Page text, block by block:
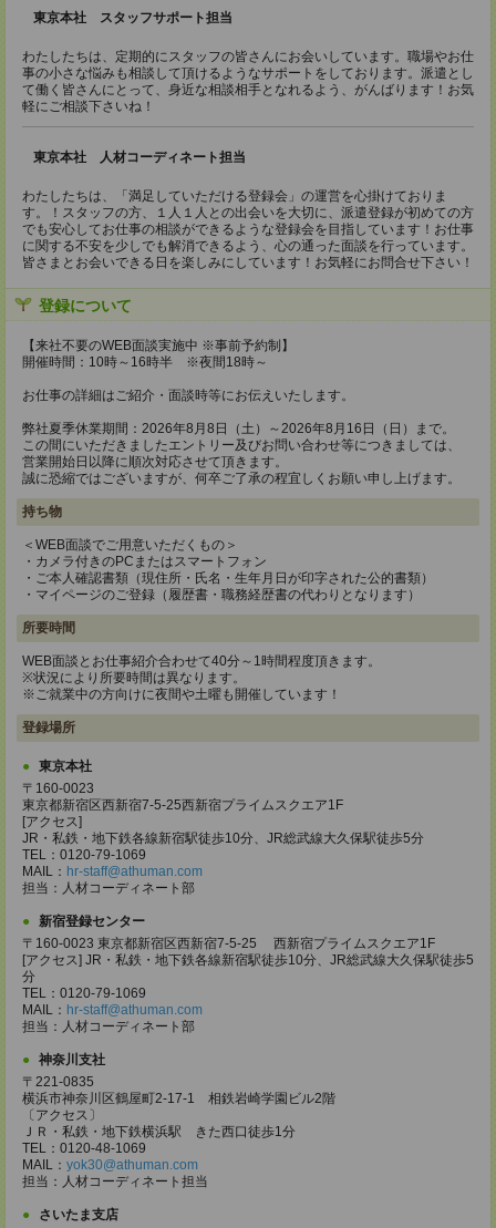
東京本社 スタッフサポート担当
わたしたちは、定期的にスタッフの皆さんにお会いしています。職場やお仕
事の小さな悩みも相談して頂けるようなサポートをしております。派遣とし
て働く皆さんにとって、身近な相談相手となれるよう、がんばります！お気
軽にご相談下さいね！
東京本社 人材コーディネート担当
わたしたちは、「満足していただける登録会」の運営を心掛けておりま
す。！スタッフの方、１人１人との出会いを大切に、派遣登録が初めての方
でも安心してお仕事の相談ができるような登録会を目指しています！お仕事
に関する不安を少しでも解消できるよう、心の通った面談を行っています。
皆さまとお会いできる日を楽しみにしています！お気軽にお問合せ下さい！
登録について
【来社不要のWEB面談実施中 ※事前予約制】
開催時間：10時～16時半 ※夜間18時～
お仕事の詳細はご紹介・面談時等にお伝えいたします。
弊社夏季休業期間：2026年8月8日（土）～2026年8月16日（日）まで。
この間にいただきましたエントリー及びお問い合わせ等につきましては、
営業開始日以降に順次対応させて頂きます。
誠に恐縮ではございますが、何卒ご了承の程宜しくお願い申し上げます。
持ち物
＜WEB面談でご用意いただくもの＞
・カメラ付きのPCまたはスマートフォン
・ご本人確認書類（現住所・氏名・生年月日が印字された公的書類）
・マイページのご登録（履歴書・職務経歴書の代わりとなります）
所要時間
WEB面談とお仕事紹介合わせて40分～1時間程度頂きます。
※状況により所要時間は異なります。
※ご就業中の方向けに夜間や土曜も開催しています！
登録場所
東京本社
〒160-0023
東京都新宿区西新宿7-5-25西新宿プライムスクエア1F
[アクセス]
JR・私鉄・地下鉄各線新宿駅徒歩10分、JR総武線大久保駅徒歩5分
TEL：0120-79-1069
MAIL： hr-staff@athuman.com
担当：人材コーディネート部
新宿登録センター
〒160-0023 東京都新宿区西新宿7-5-25 西新宿プライムスクエア1F
[アクセス] JR・私鉄・地下鉄各線新宿駅徒歩10分、JR総武線大久保駅徒歩5
分
TEL：0120-79-1069
MAIL： hr-staff@athuman.com
担当：人材コーディネート部
神奈川支社
〒221-0835
横浜市神奈川区鶴屋町2-17-1 相鉄岩崎学園ビル2階
〔アクセス〕
ＪＲ・私鉄・地下鉄横浜駅 きた西口徒歩1分
TEL：0120-48-1069
MAIL： yok30@athuman.com
担当：人材コーディネート担当
さいたま支店